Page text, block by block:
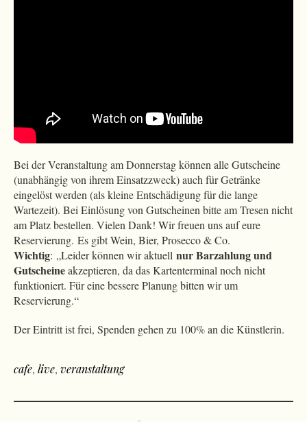
Bei der Veranstaltung am Donnerstag können alle Gutscheine
(unabhängig von ihrem Einsatzzweck) auch für Getränke
eingelöst werden (als kleine Entschädigung für die lange
Wartezeit). Bei Einlösung von Gutscheinen bitte am Tresen nicht
am Platz bestellen. Vielen Dank! Wir freuen uns auf eure
Reservierung. Es gibt Wein, Bier, Prosecco & Co.
Wichtig: „Leider können wir aktuell nur Barzahlung und
Gutscheineakzeptieren, da das Kartenterminal noch nicht
funktioniert. Für eine bessere Planung bitten wir um
Reservierung.“
Der Eintritt ist frei, Spenden gehen zu 100% an die Künstlerin.
cafe, live, veranstaltung